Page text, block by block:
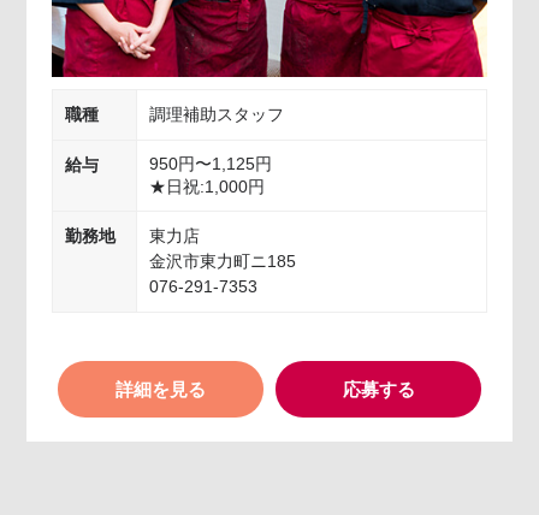
職種 調理補助スタッフ
給与
950円〜1,125円
★日祝:1,000円
勤務地
東力店
金沢市東力町ニ185
076-291-7353
詳細を見る 応募する